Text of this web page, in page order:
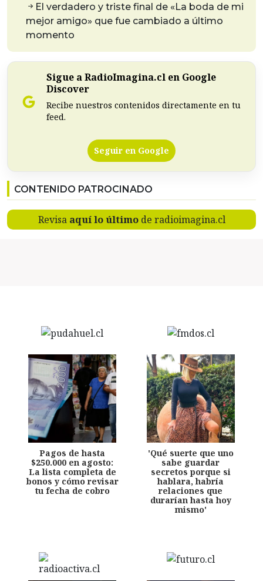
El verdadero y triste final de «La boda de mi
mejor amigo» que fue cambiado a último
momento
Sigue a RadioImagina.cl en Google
Discover
Recibe nuestros contenidos directamente en tu
feed.
Seguir en Google
CONTENIDO PATROCINADO
Revisa aquí lo últimode radioimagina.cl
Pagos de hasta
$250.000 en agosto:
La lista completa de
bonos y cómo revisar
tu fecha de cobro
'Qué suerte que uno
sabe guardar
secretos porque si
hablara, habría
relaciones que
durarían hasta hoy
mismo'